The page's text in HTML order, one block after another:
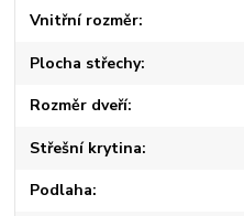
Vnitřní rozměr
Plocha střechy
Rozměr dveří
Střešní krytina
Podlaha